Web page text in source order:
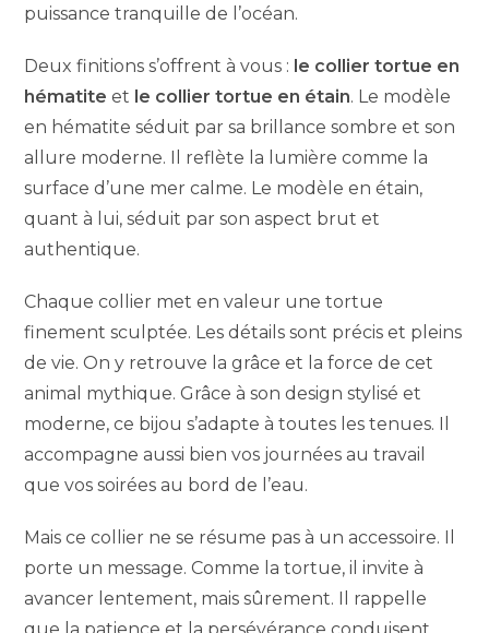
puissance tranquille de l’océan.
Deux finitions s’offrent à vous : le collier tortue en
hématite et le collier tortue en étain. Le modèle
en hématite séduit par sa brillance sombre et son
allure moderne. Il reflète la lumière comme la
surface d’une mer calme. Le modèle en étain,
quant à lui, séduit par son aspect brut et
authentique.
Chaque collier met en valeur une tortue
finement sculptée. Les détails sont précis et pleins
de vie. On y retrouve la grâce et la force de cet
animal mythique. Grâce à son design stylisé et
moderne, ce bijou s’adapte à toutes les tenues. Il
accompagne aussi bien vos journées au travail
que vos soirées au bord de l’eau.
Mais ce collier ne se résume pas à un accessoire. Il
porte un message. Comme la tortue, il invite à
avancer lentement, mais sûrement. Il rappelle